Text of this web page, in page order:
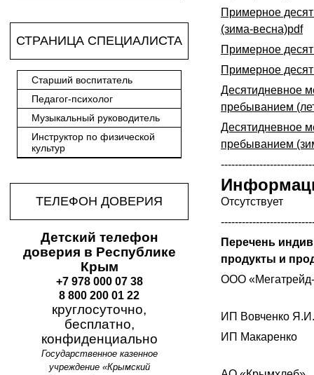
СТРАНИЦА СПЕЦИАЛИСТА
Старший воспитатель
Педагог-психолог
Музыкальный руководитель
Инструктор по физической
культур
ТЕЛЕФОН ДОВЕРИЯ
Детский телефон
доверия в Республике
Крым
+7 978 000 07 38
8 800 200 01 22
круглосуточно,
бесплатно,
конфиденциально
Государственное казенное
учреждение «Крымский
Примерное
(зима-весна)pdf
Примерное
Примерное
Десятидневное
пребыванием
Десятидневное
пребыванием
Отсутствует
Перечень
продукты и
ООО
ИП Вовченко Я.И.
ИП Макаренко